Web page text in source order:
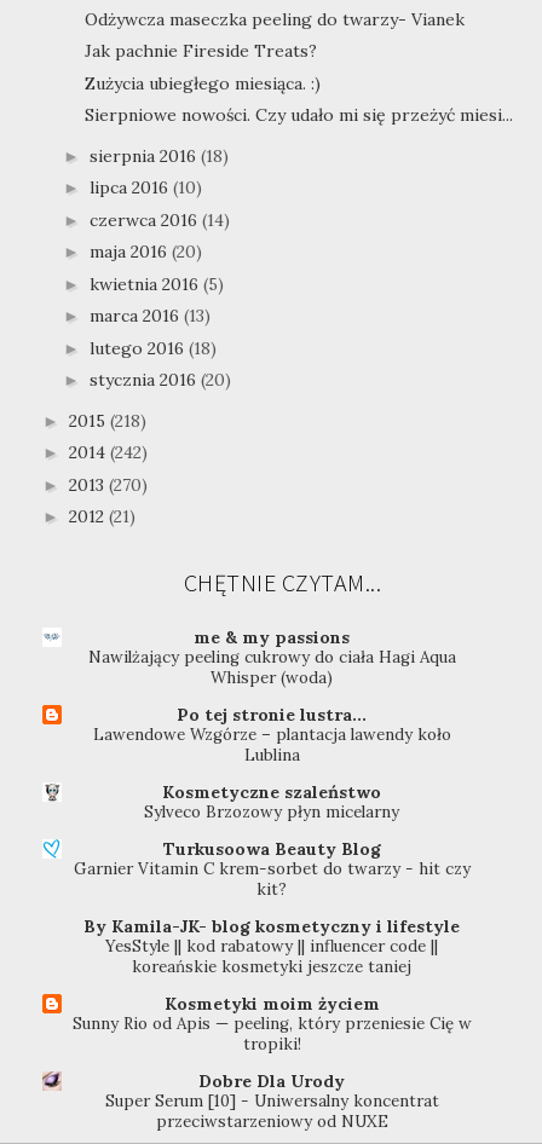
Odżywcza maseczka peeling do twarzy- Vianek
Jak pachnie Fireside Treats?
Zużycia ubiegłego miesiąca. :)
Sierpniowe nowości. Czy udało mi się przeżyć miesi...
► sierpnia 2016 (18)
► lipca 2016 (10)
► czerwca 2016 (14)
► maja 2016 (20)
► kwietnia 2016 (5)
► marca 2016 (13)
► lutego 2016 (18)
► stycznia 2016 (20)
► 2015 (218)
► 2014 (242)
► 2013 (270)
► 2012 (21)
CHĘTNIE CZYTAM...
me & my passions
Nawilżający peeling cukrowy do ciała Hagi Aqua
Whisper (woda)
Po tej stronie lustra...
Lawendowe Wzgórze – plantacja lawendy koło
Lublina
Kosmetyczne szaleństwo
Sylveco Brzozowy płyn micelarny
Turkusoowa Beauty Blog
Garnier Vitamin C krem-sorbet do twarzy - hit czy
kit?
By Kamila-JK- blog kosmetyczny i lifestyle
YesStyle || kod rabatowy || influencer code ||
koreańskie kosmetyki jeszcze taniej
Kosmetyki moim życiem
Sunny Rio od Apis — peeling, który przeniesie Cię w
tropiki!
Dobre Dla Urody
Super Serum [10] - Uniwersalny koncentrat
przeciwstarzeniowy od NUXE